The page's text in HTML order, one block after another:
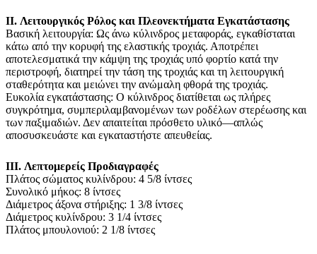
II. Λειτουργικός Ρόλος και Πλεονεκτήματα Εγκατάστασης
Βασική λειτουργία: Ως άνω κύλινδρος μεταφοράς, εγκαθίσταται
κάτω από την κορυφή της ελαστικής τροχιάς. Αποτρέπει
αποτελεσματικά την κάμψη της τροχιάς υπό φορτίο κατά την
περιστροφή, διατηρεί την τάση της τροχιάς και τη λειτουργική
σταθερότητα και μειώνει την ανώμαλη φθορά της τροχιάς.
Ευκολία εγκατάστασης: Ο κύλινδρος διατίθεται ως πλήρες
συγκρότημα, συμπεριλαμβανομένων των ροδέλων στερέωσης και
των παξιμαδιών. Δεν απαιτείται πρόσθετο υλικό—απλώς
αποσυσκευάστε και εγκαταστήστε απευθείας.
III. Λεπτομερείς Προδιαγραφές
Πλάτος σώματος κυλίνδρου: 4 5/8 ίντσες
Συνολικό μήκος: 8 ίντσες
Διάμετρος άξονα στήριξης: 1 3/8 ίντσες
Διάμετρος κυλίνδρου: 3 1/4 ίντσες
Πλάτος μπουλονιού: 2 1/8 ίντσες